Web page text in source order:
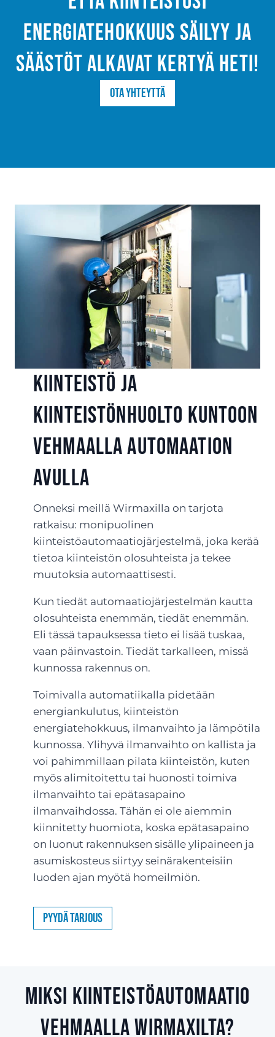
energiatehokkuus säilyy ja
säästöt alkavat kertyä heti!
Ota yhteyttä
Kiinteistö ja
kiinteistönhuolto kuntoon
Vehmaalla automaation
avulla
Onneksi meillä Wirmaxilla on tarjota
ratkaisu: monipuolinen
kiinteistöautomaatiojärjestelmä, joka kerää
tietoa kiinteistön olosuhteista ja tekee
muutoksia automaattisesti.
Kun tiedät automaatiojärjestelmän kautta
olosuhteista enemmän, tiedät enemmän.
Eli tässä tapauksessa tieto ei lisää tuskaa,
vaan päinvastoin. Tiedät tarkalleen, missä
kunnossa rakennus on.
Toimivalla automatiikalla pidetään
energiankulutus, kiinteistön
energiatehokkuus, ilmanvaihto ja lämpötila
kunnossa. Ylihyvä ilmanvaihto on kallista ja
voi pahimmillaan pilata kiinteistön, kuten
myös alimitoitettu tai huonosti toimiva
ilmanvaihto tai epätasapaino
ilmanvaihdossa. Tähän ei ole aiemmin
kiinnitetty huomiota, koska epätasapaino
on luonut rakennuksen sisälle ylipaineen ja
asumiskosteus siirtyy seinärakenteisiin
luoden ajan myötä homeilmiön.
Pyydä tarjous
Miksi kiinteistöautomaatio
Vehmaalla Wirmaxilta?